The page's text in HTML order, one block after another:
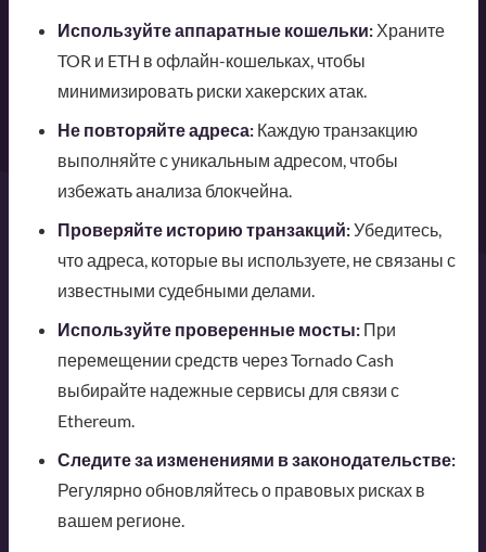
Используйте аппаратные кошельки:Храните
TOR и ETH в офлайн-кошельках, чтобы
минимизировать риски хакерских атак.
Не повторяйте адреса:Каждую транзакцию
выполняйте с уникальным адресом, чтобы
избежать анализа блокчейна.
Проверяйте историю транзакций:Убедитесь,
что адреса, которые вы используете, не связаны с
известными судебными делами.
Используйте проверенные мосты:При
перемещении средств через Tornado Cash
выбирайте надежные сервисы для связи с
Ethereum.
Следите за изменениями в законодательстве:
Регулярно обновляйтесь о правовых рисках в
вашем регионе.